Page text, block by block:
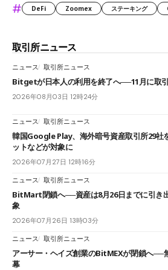
# DeFi Zoomex ステーキング
取引所ニュース
ニュース 取引所ニュース
Bitgetが日本人の利用を終了へ──11月に取
2026年08月03日 12時24分
ニュース 取引所ニュース
韓国Google Play、海外暗号資産取引所29社
ットなどが対象に
2026年07月27日 12時16分
ニュース 取引所ニュース
BitMart閉鎖へ──資産は8月26日までに引き
象
2026年07月26日 13時03分
ニュース 取引所ニュース
アーサー・ヘイズ創業のBitMEXが閉鎖へ──
幕